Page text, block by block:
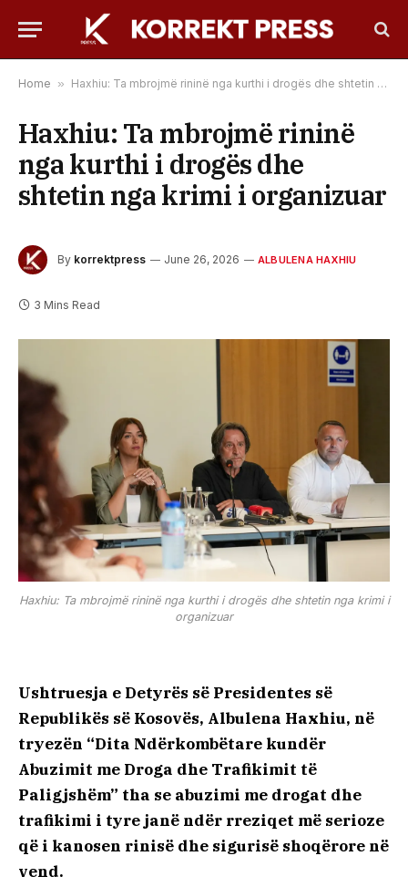
Home » Haxhiu: Ta mbrojmë rininë nga kurthi i drogës dhe shtetin nga krimi i organizuar
Haxhiu: Ta mbrojmë rininë
nga kurthi i drogës dhe
shtetin nga krimi i organizuar
By korrektpress June 26, 2026 ALBULENA HAXHIU
3 Mins Read
Haxhiu: Ta mbrojmë rininë nga kurthi i drogës dhe shtetin nga krimi i
organizuar
Ushtruesja e Detyrës së Presidentes së
Republikës së Kosovës, Albulena Haxhiu, në
tryezën “Dita Ndërkombëtare kundër
Abuzimit me Droga dhe Trafikimit të
Paligjshëm” tha se abuzimi me drogat dhe
trafikimi i tyre janë ndër rreziqet më serioze
që i kanosen rinisë dhe sigurisë shoqërore në
vend.